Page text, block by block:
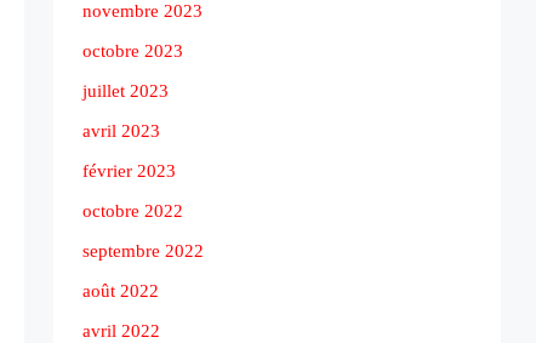
novembre 2023
octobre 2023
juillet 2023
avril 2023
février 2023
octobre 2022
septembre 2022
août 2022
avril 2022